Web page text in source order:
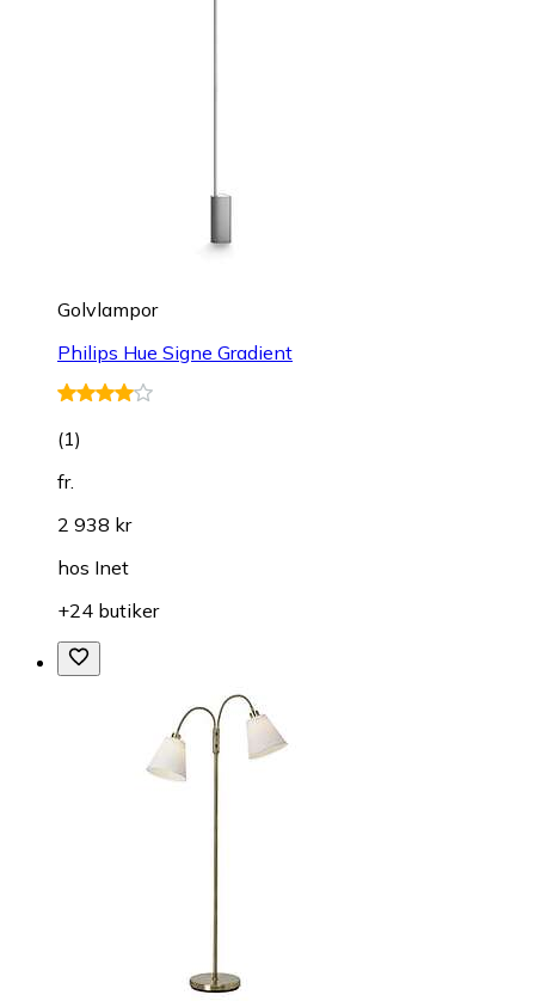
Golvlampor
Philips Hue Signe Gradient
(1)
fr.
2 938 kr
hos Inet
+24 butiker